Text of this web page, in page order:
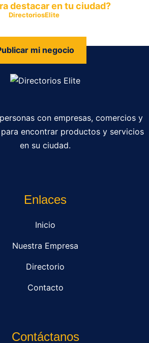
destacar en tu ciudad?
DirectoriosElite
mi negocio
con empresas, comercios y
encontrar productos y servicios
en su ciudad.
Enlaces
Inicio
Nuestra Empresa
Directorio
Contacto
Contáctanos